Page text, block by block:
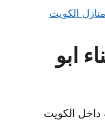
الكويت
ابو
داخل الكويت